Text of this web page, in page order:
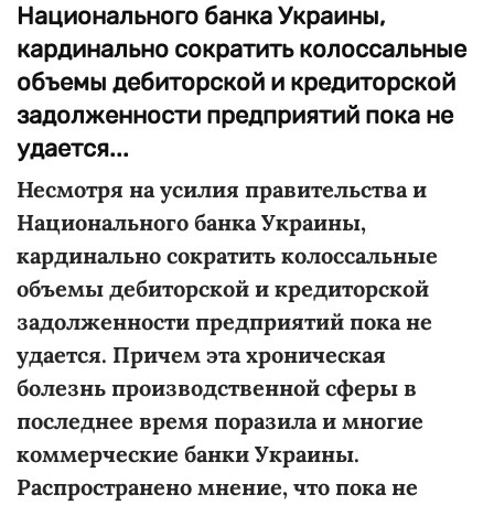
Национального банка Украины,
кардинально сократить колоссальные
объемы дебиторской и кредиторской
задолженности предприятий пока не
удается...
Несмотря на усилия правительства и
Национального банка Украины,
кардинально сократить колоссальные
объемы дебиторской и кредиторской
задолженности предприятий пока не
удается. Причем эта хроническая
болезнь производственной сферы в
последнее время поразила и многие
коммерческие банки Украины.
Распространено мнение, что пока не